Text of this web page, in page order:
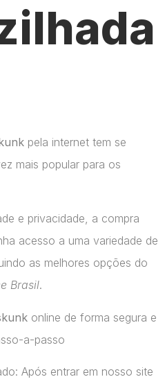
pela internet tem se
mais popular para os
e privacidade, a compra
acesso a uma variedade de
as melhores opções do
Brasil.
online de forma segura e
a-passo
Após entrar em nosso site